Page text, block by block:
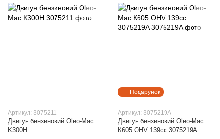
Артикул: 3075211
Двигун бензиновий Oleo-Mac
K300H
Подарунок
Артикул: 3075219A
Двигун бензиновий Oleo-Mac
К605 OHV 139сс 3075219A